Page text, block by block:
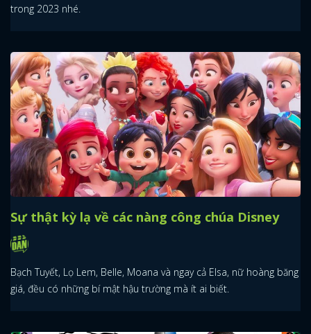
trong 2023 nhé.
Sự thật kỳ lạ về các nàng công chúa Disney
Bạch Tuyết, Lọ Lem, Belle, Moana và ngay cả Elsa, nữ hoàng băng
giá, đều có những bí mật hậu trường mà ít ai biết.